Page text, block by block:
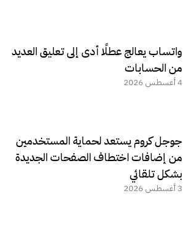
واتساب يعالج عطلًا أدى إلى تعليق العديد
من الحسابات
4 أغسطس 2026
جوجل كروم يستعد لحماية المستخدمين
من إضافات اختطاف الصفحات الجديدة
بشكل تلقائي
3 أغسطس 2026